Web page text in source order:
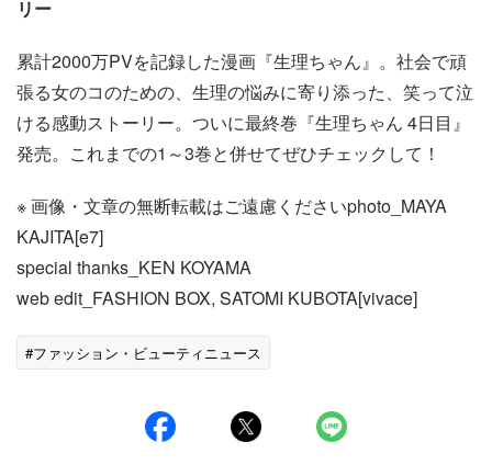
リー
累計2000万PVを記録した漫画『生理ちゃん』。社会で頑
張る女のコのための、生理の悩みに寄り添った、笑って泣
ける感動ストーリー。ついに最終巻『生理ちゃん 4日目』
発売。これまでの1～3巻と併せてぜひチェックして！
※ 画像・文章の無断転載はご遠慮くださいphoto_MAYA
KAJITA[e7]
special thanks_KEN KOYAMA
web edit_FASHION BOX, SATOMI KUBOTA[vivace]
#ファッション・ビューティニュース